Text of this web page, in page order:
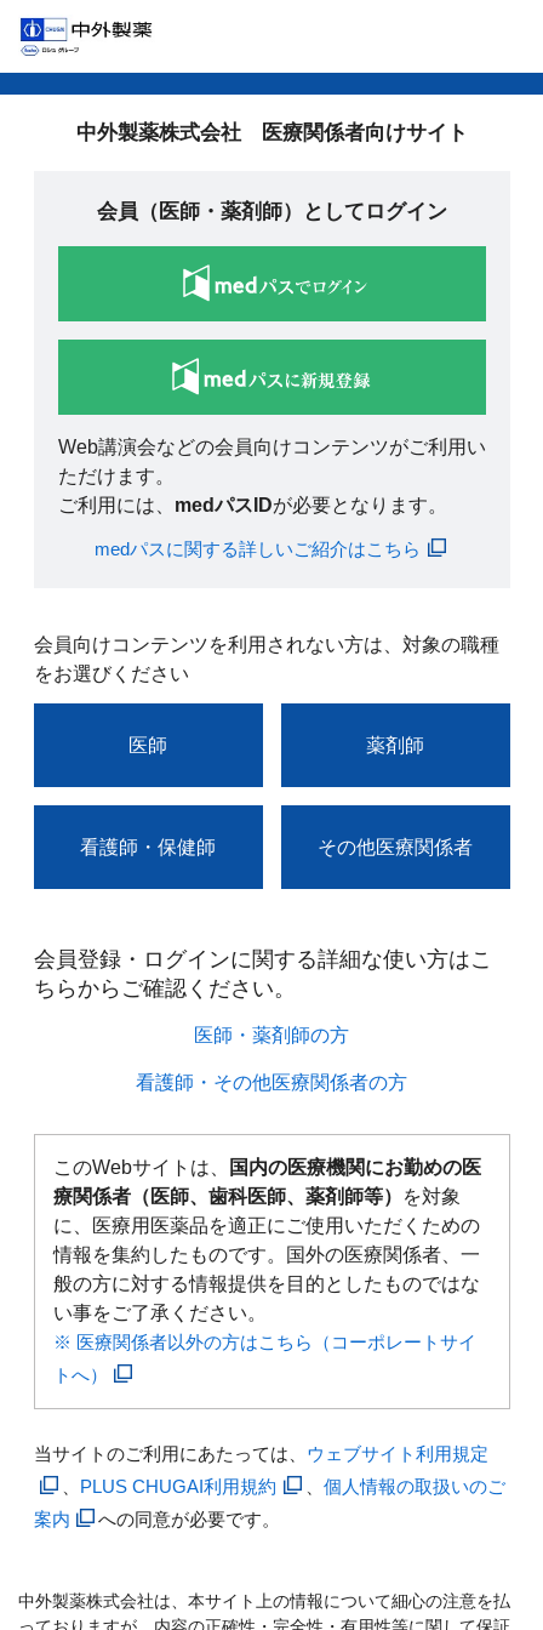
中外製薬株式会社 医療関係者向けサイト
会員（医師・薬剤師）としてログイン
Web講演会などの会員向けコンテンツがご利用い
ただけます。
ご利用には、 medパスIDが必要となります。
medパスに関する詳しいご紹介はこちら
会員向けコンテンツを利用されない方は、対象の職種
をお選びください
医師 薬剤師
看護師・保健師 その他医療関係者
会員登録・ログインに関する詳細な使い方はこ
ちらからご確認ください。​
医師・薬剤師の方​
看護師・その他医療関係者の方​
このWebサイトは、
国内の医療機関にお勤めの医
療関係者（医師、歯科医師、薬剤師等）
を対象
に、医療用医薬品を適正にご使用いただくための
情報を集約したものです。国外の医療関係者、一
般の方に対する情報提供を目的としたものではな
い事をご了承ください。
※ 医療関係者以外の方はこちら（コーポレートサイ
トへ）
当サイトのご利用にあたっては、 ウェブサイト利用規定
PLUS CHUGAI利用規約
個人情報の取扱いのご
案内
への同意が必要です。
中外製薬株式会社は、本サイト上の情報について細心の注意を払
っておりますが、内容の正確性・完全性・有用性等に関して保証